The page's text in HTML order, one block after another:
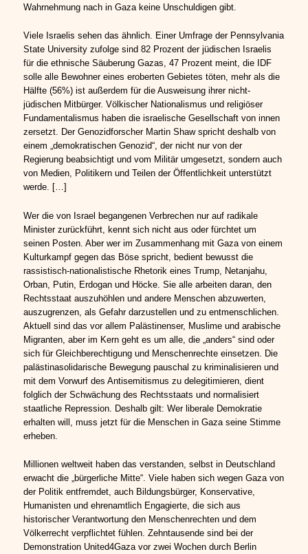
Wahrnehmung nach in Gaza keine Unschuldigen gibt.
Viele Israelis sehen das ähnlich. Einer Umfrage der Pennsylvania
State University zufolge sind 82 Prozent der jüdischen Israelis
für die ethnische Säuberung Gazas, 47 Prozent meint, die IDF
solle alle Bewohner eines eroberten Gebietes töten, mehr als die
Hälfte (56%) ist außerdem für die Ausweisung ihrer nicht-
jüdischen Mitbürger. Völkischer Nationalismus und religiöser
Fundamentalismus haben die israelische Gesellschaft von innen
zersetzt. Der Genozidforscher Martin Shaw spricht deshalb von
einem „demokratischen Genozid“, der nicht nur von der
Regierung beabsichtigt und vom Militär umgesetzt, sondern auch
von Medien, Politikern und Teilen der Öffentlichkeit unterstützt
werde. […]
Wer die von Israel begangenen Verbrechen nur auf radikale
Minister zurückführt, kennt sich nicht aus oder fürchtet um
seinen Posten. Aber wer im Zusammenhang mit Gaza von einem
Kulturkampf gegen das Böse spricht, bedient bewusst die
rassistisch-nationalistische Rhetorik eines Trump, Netanjahu,
Orban, Putin, Erdogan und Höcke. Sie alle arbeiten daran, den
Rechtsstaat auszuhöhlen und andere Menschen abzuwerten,
auszugrenzen, als Gefahr darzustellen und zu entmenschlichen.
Aktuell sind das vor allem Palästinenser, Muslime und arabische
Migranten, aber im Kern geht es um alle, die „anders“ sind oder
sich für Gleichberechtigung und Menschenrechte einsetzen. Die
palästinasolidarische Bewegung pauschal zu kriminalisieren und
mit dem Vorwurf des Antisemitismus zu delegitimieren, dient
folglich der Schwächung des Rechtsstaats und normalisiert
staatliche Repression. Deshalb gilt: Wer liberale Demokratie
erhalten will, muss jetzt für die Menschen in Gaza seine Stimme
erheben.
Millionen weltweit haben das verstanden, selbst in Deutschland
erwacht die „bürgerliche Mitte“. Viele haben sich wegen Gaza von
der Politik entfremdet, auch Bildungsbürger, Konservative,
Humanisten und ehrenamtlich Engagierte, die sich aus
historischer Verantwortung den Menschenrechten und dem
Völkerrecht verpflichtet fühlen. Zehntausende sind bei der
Demonstration United4Gaza vor zwei Wochen durch Berlin